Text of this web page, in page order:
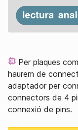
Per plaques
haurem de
adaptador per
connectors de 4
connexió de pins.